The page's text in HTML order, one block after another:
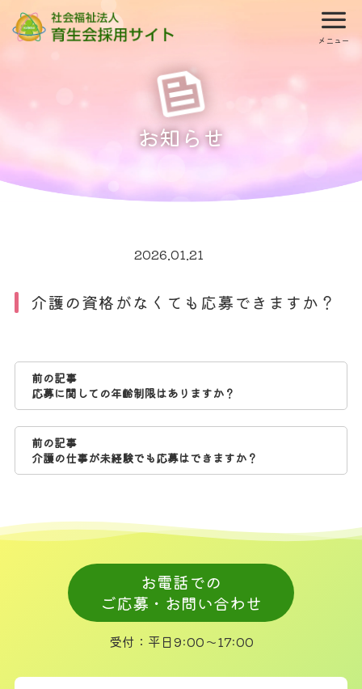
menu
メニュー
お知らせ
2026.01.21
介護の資格がなくても応募できますか？
前の記事
応募に関しての年齢制限はありますか？
前の記事
介護の仕事が未経験でも応募はできますか？
お電話での
ご応募・お問い合わせ
受付：平日9:00～17:00